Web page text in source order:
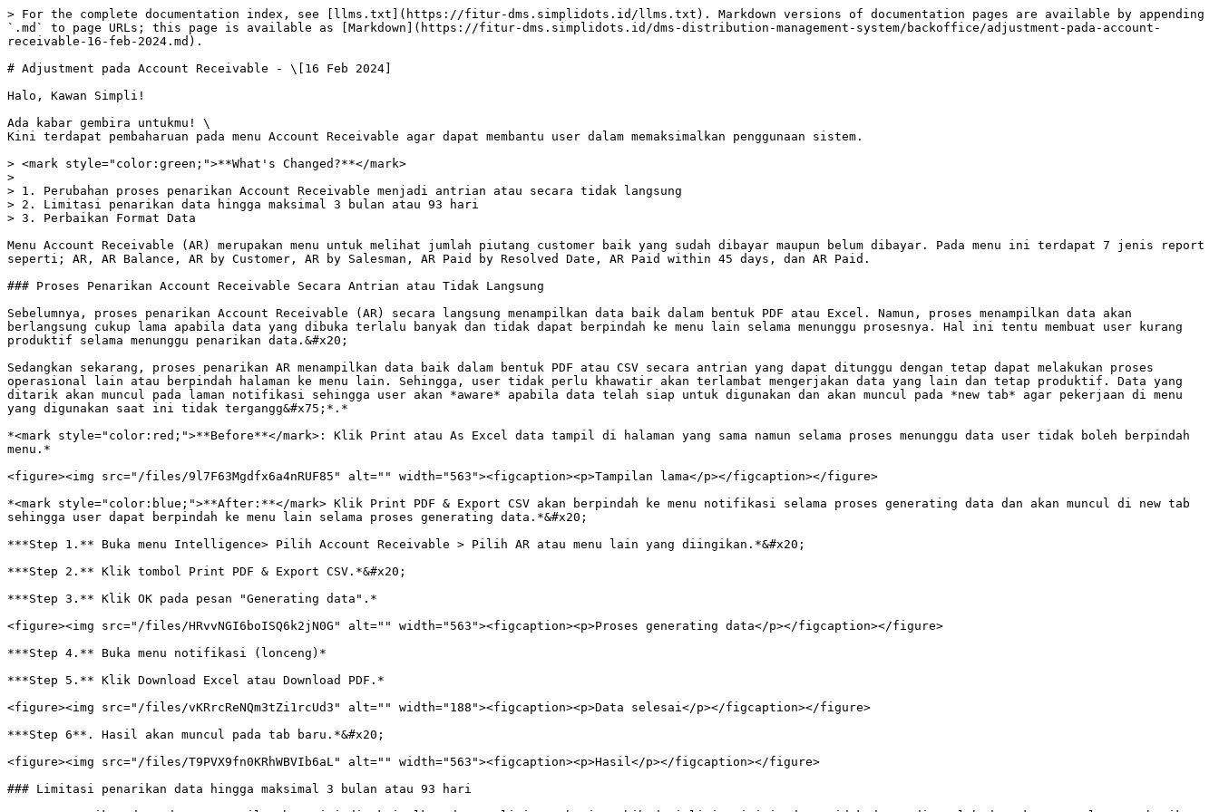
> For the complete documentation index, see [llms.txt](https://fitur-dms.simplidots.id/llms.txt). Markdown versions of documentation pages are available by appending
`.md` to page URLs; this page is available as [Markdown](https://fitur-dms.simplidots.id/dms-distribution-management-system/backoffice/adjustment-pada-account-
receivable-16-feb-2024.md).
# Adjustment pada Account Receivable - \[16 Feb 2024]
Halo, Kawan Simpli!
Ada kabar gembira untukmu! \
Kini terdapat pembaharuan pada menu Account Receivable agar dapat membantu user dalam memaksimalkan penggunaan sistem.
> <mark style="color:green;">**What's Changed?**</mark>
>
> 1. Perubahan proses penarikan Account Receivable menjadi antrian atau secara tidak langsung
> 2. Limitasi penarikan data hingga maksimal 3 bulan atau 93 hari
> 3. Perbaikan Format Data
Menu Account Receivable (AR) merupakan menu untuk melihat jumlah piutang customer baik yang sudah dibayar maupun belum dibayar. Pada menu ini terdapat 7 jenis report
seperti; AR, AR Balance, AR by Customer, AR by Salesman, AR Paid by Resolved Date, AR Paid within 45 days, dan AR Paid.
### Proses Penarikan Account Receivable Secara Antrian atau Tidak Langsung
Sebelumnya, proses penarikan Account Receivable (AR) secara langsung menampilkan data baik dalam bentuk PDF atau Excel. Namun, proses menampilkan data akan
berlangsung cukup lama apabila data yang dibuka terlalu banyak dan tidak dapat berpindah ke menu lain selama menunggu prosesnya. Hal ini tentu membuat user kurang
produktif selama menunggu penarikan data.&#x20;
Sedangkan sekarang, proses penarikan AR menampilkan data baik dalam bentuk PDF atau CSV secara antrian yang dapat ditunggu dengan tetap dapat melakukan proses
operasional lain atau berpindah halaman ke menu lain. Sehingga, user tidak perlu khawatir akan terlambat mengerjakan data yang lain dan tetap produktif. Data yang
ditarik akan muncul pada laman notifikasi sehingga user akan *aware* apabila data telah siap untuk digunakan dan akan muncul pada *new tab* agar pekerjaan di menu
yang digunakan saat ini tidak tergangg&#x75;*.*
*<mark style="color:red;">**Before**</mark>: Klik Print atau As Excel data tampil di halaman yang sama namun selama proses menunggu data user tidak boleh berpindah
menu.*
<figure><img src="/files/9l7F63Mgdfx6a4nRUF85" alt="" width="563"><figcaption><p>Tampilan lama</p></figcaption></figure>
*<mark style="color:blue;">**After:**</mark> Klik Print PDF & Export CSV akan berpindah ke menu notifikasi selama proses generating data dan akan muncul di new tab
sehingga user dapat berpindah ke menu lain selama proses generating data.*&#x20;
***Step 1.** Buka menu Intelligence> Pilih Account Receivable > Pilih AR atau menu lain yang diingikan.*&#x20;
***Step 2.** Klik tombol Print PDF & Export CSV.*&#x20;
***Step 3.** Klik OK pada pesan "Generating data".*
<figure><img src="/files/HRvvNGI6boISQ6k2jN0G" alt="" width="563"><figcaption><p>Proses generating data</p></figcaption></figure>
***Step 4.** Buka menu notifikasi (lonceng)*
***Step 5.** Klik Download Excel atau Download PDF.*
<figure><img src="/files/vKRrcReNQm3tZi1rcUd3" alt="" width="188"><figcaption><p>Data selesai</p></figcaption></figure>
***Step 6**. Hasil akan muncul pada tab baru.*&#x20;
<figure><img src="/files/T9PVX9fn0KRhWBVIb6aL" alt="" width="563"><figcaption><p>Hasil</p></figcaption></figure>
### Limitasi penarikan data hingga maksimal 3 bulan atau 93 hari